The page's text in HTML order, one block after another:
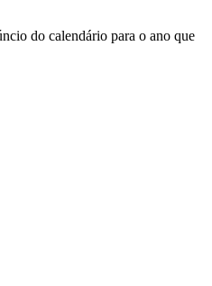
do calendário para o ano que